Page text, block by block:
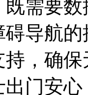
需要
导航
，确
门安